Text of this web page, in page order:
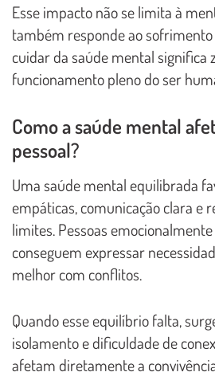
Esse impacto não se limita à
também responde ao
cuidar da saúde mental significa
funcionamento pleno do ser
Como a saúde mental
pessoal?
Uma saúde mental equilibrada
empáticas, comunicação clara e
limites. Pessoas
conseguem expressar
melhor com conflitos.
Quando esse equilíbrio falta,
isolamento e dificuldade de
afetam diretamente a